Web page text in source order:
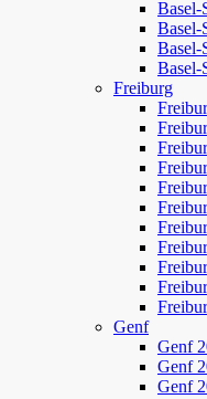
Basel-
Basel-
Basel-
Basel-
Freiburg
Genf
Genf
Genf
Genf